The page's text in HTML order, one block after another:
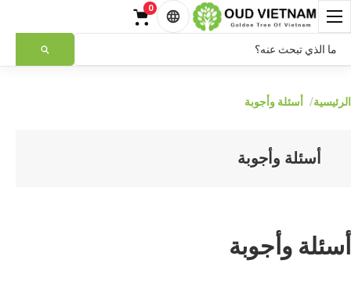
العربية
0
الرئيسية أسئلة وأجوبة
أسئلة وأجوبة
أسئلة وأجوبة